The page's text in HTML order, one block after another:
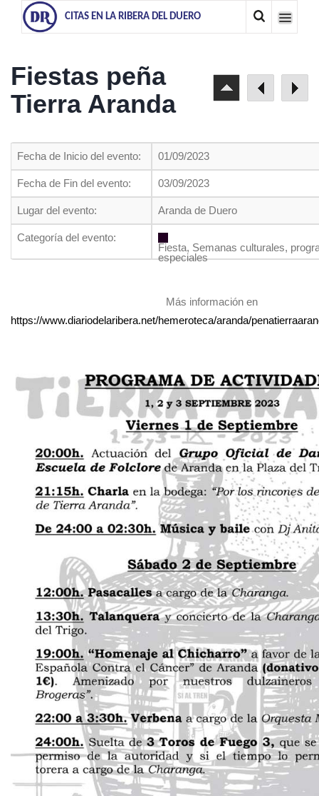
CITAS EN LA RIBERA DEL DUERO
Fiestas peña
Tierra Aranda
Fecha de Inicio del evento: 01/09/2023
Fecha de Fin del evento: 03/09/2023
Lugar del evento: Aranda de Duero
Categoría del evento:
Fiesta, Semanas culturales,
especiales
Más información en
https://www.diariodelaribera.net/hemeroteca/aranda/